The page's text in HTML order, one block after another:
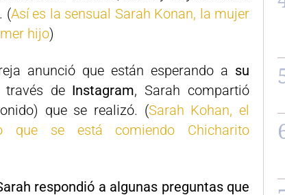
(Así es la sensual Sarah Konan, la mujer
hijo)
anunció que están esperando a su
través de Instagram, Sarah compartió
que se realizó. (Sarah Kohan, el
que se está comiendo Chicharito
respondió a algunas preguntas que